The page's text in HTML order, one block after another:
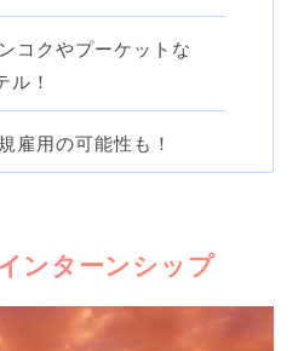
コクやプーケットな
ル！
雇用の可能性も！
ンターンシップ